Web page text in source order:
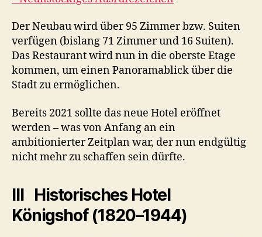
Der Neubau wird über 95 Zimmer bzw. Suiten
verfügen (bislang 71 Zimmer und 16 Suiten).
Das Restaurant wird nun in die oberste Etage
kommen, um einen Panoramablick über die
Stadt zu ermöglichen.
Bereits 2021 sollte das neue Hotel eröffnet
werden – was von Anfang an ein
ambitionierter Zeitplan war, der nun endgültig
nicht mehr zu schaffen sein dürfte.
III Historisches Hotel
Königshof (1820–1944)